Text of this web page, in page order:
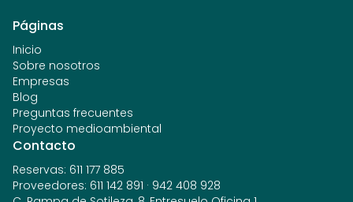
Páginas
Inicio
Sobre nosotros
Empresas
Blog
Preguntas frecuentes
Proyecto medioambiental
Contacto
Reservas: 611 177 885
Proveedores: 611 142 891 · 942 408 928